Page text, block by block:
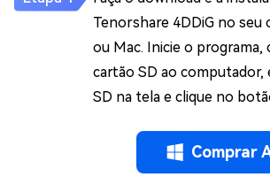
Tenorshare 4DDiG no seu
ou Mac. Inicie o programa,
cartão SD ao computador,
SD na tela e clique no
Comprar